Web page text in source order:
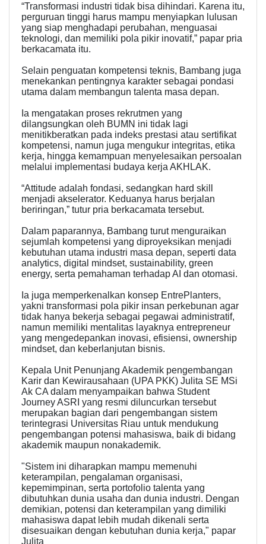
“Transformasi industri tidak bisa dihindari. Karena itu,
perguruan tinggi harus mampu menyiapkan lulusan
yang siap menghadapi perubahan, menguasai
teknologi, dan memiliki pola pikir inovatif,” papar pria
berkacamata itu.
Selain penguatan kompetensi teknis, Bambang juga
menekankan pentingnya karakter sebagai pondasi
utama dalam membangun talenta masa depan.
Ia mengatakan proses rekrutmen yang
dilangsungkan oleh BUMN ini tidak lagi
menitikberatkan pada indeks prestasi atau sertifikat
kompetensi, namun juga mengukur integritas, etika
kerja, hingga kemampuan menyelesaikan persoalan
melalui implementasi budaya kerja AKHLAK.
“Attitude adalah fondasi, sedangkan hard skill
menjadi akselerator. Keduanya harus berjalan
beriringan,” tutur pria berkacamata tersebut.
Dalam paparannya, Bambang turut menguraikan
sejumlah kompetensi yang diproyeksikan menjadi
kebutuhan utama industri masa depan, seperti data
analytics, digital mindset, sustainability, green
energy, serta pemahaman terhadap AI dan otomasi.
Ia juga memperkenalkan konsep EntrePlanters,
yakni transformasi pola pikir insan perkebunan agar
tidak hanya bekerja sebagai pegawai administratif,
namun memiliki mentalitas layaknya entrepreneur
yang mengedepankan inovasi, efisiensi, ownership
mindset, dan keberlanjutan bisnis.
Kepala Unit Penunjang Akademik pengembangan
Karir dan Kewirausahaan (UPA PKK) Julita SE MSi
Ak CA dalam menyampaikan bahwa Student
Journey ASRI yang resmi diluncurkan tersebut
merupakan bagian dari pengembangan sistem
terintegrasi Universitas Riau untuk mendukung
pengembangan potensi mahasiswa, baik di bidang
akademik maupun nonakademik.
"Sistem ini diharapkan mampu memenuhi
keterampilan, pengalaman organisasi,
kepemimpinan, serta portofolio talenta yang
dibutuhkan dunia usaha dan dunia industri. Dengan
demikian, potensi dan keterampilan yang dimiliki
mahasiswa dapat lebih mudah dikenali serta
disesuaikan dengan kebutuhan dunia kerja," papar
Julita